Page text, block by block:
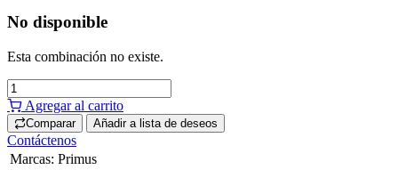
No disponible
Esta combinación no existe.
Agregar al carrito
Comparar Añadir a lista de deseos
Contáctenos
Marcas: Primus